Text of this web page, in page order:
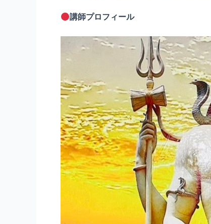
講師プロフィール